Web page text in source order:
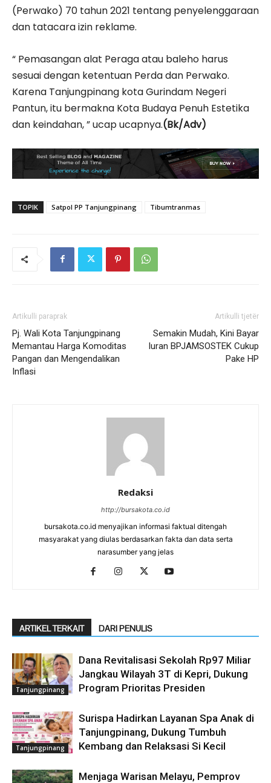
(Perwako) 70 tahun 2021 tentang penyelenggaraan
dan tatacara izin reklame.
“ Pemasangan alat Peraga atau baleho harus
sesuai dengan ketentuan Perda dan Perwako.
Karena Tanjungpinang kota Gurindam Negeri
Pantun, itu bermakna Kota Budaya Penuh Estetika
dan keindahan, ” ucap ucapnya.(Bk/Adv)
TOPIK Satpol PP Tanjungpinang Tibumtranmas
Artikulli paraprak
Pj. Wali Kota Tanjungpinang
Memantau Harga Komoditas
Pangan dan Mengendalikan
Inflasi
Artikulli tjetër
Semakin Mudah, Kini Bayar
Iuran BPJAMSOSTEK Cukup
Pake HP
Redaksi
http://bursakota.co.id
bursakota.co.id menyajikan informasi faktual ditengah
masyarakat yang diulas berdasarkan fakta dan data serta
narasumber yang jelas
ARTIKEL TERKAIT DARI PENULIS
Tanjungpinang
Dana Revitalisasi Sekolah Rp97 Miliar
Jangkau Wilayah 3T di Kepri, Dukung
Program Prioritas Presiden
Tanjungpinang
Surispa Hadirkan Layanan Spa Anak di
Tanjungpinang, Dukung Tumbuh
Kembang dan Relaksasi Si Kecil
Menjaga Warisan Melayu, Pemprov